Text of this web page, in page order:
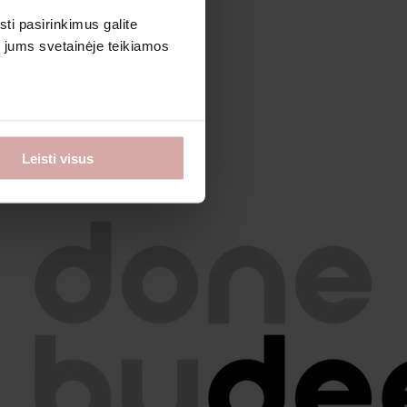
pasirinkimus galite
svetainėje teikiamos
Leisti visus